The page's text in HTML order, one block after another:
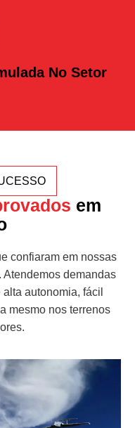
No Setor
em
confiaram em nossas
demandas
autonomia, fácil
mesmo nos terrenos